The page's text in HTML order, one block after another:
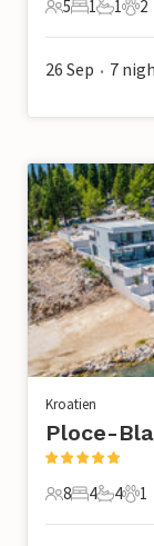
5 Gäste
5
1
1
1
1
2
2
26 Sep • 7
Kroatien
Ploce-
8 Gäste
8
4
4
4
4
1
1